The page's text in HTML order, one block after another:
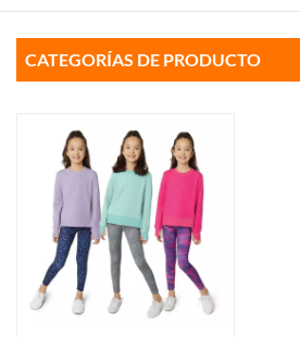
CATEGORÍAS DE PRODUCTO